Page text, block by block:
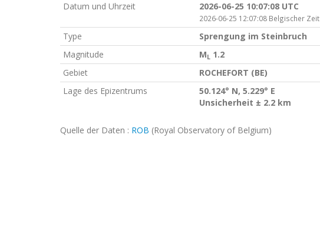
Datum und Uhrzeit 2026-06-25 10:07:08 UTC
2026-06-25 12:07:08 Belgischer Zeit
Type
Sprengung im Steinbruch
Magnitude
ML 1.2
Gebiet
ROCHEFORT (BE)
Lage des Epizentrums
50.124° N, 5.229° E
Unsicherheit ± 2.2 km
Quelle der Daten : ROB (Royal Observatory of Belgium)